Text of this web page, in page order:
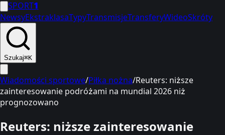
SPORT1
NewsyEkstraklasaTypyTransmisjeTransferyWideoSkróty
Szukaj⌘K
Wiadomości sportowe/Piłka nożna/Reuters: niższe
zainteresowanie podróżami na mundial 2026 niż
prognozowano
Reuters: niższe zainteresowanie